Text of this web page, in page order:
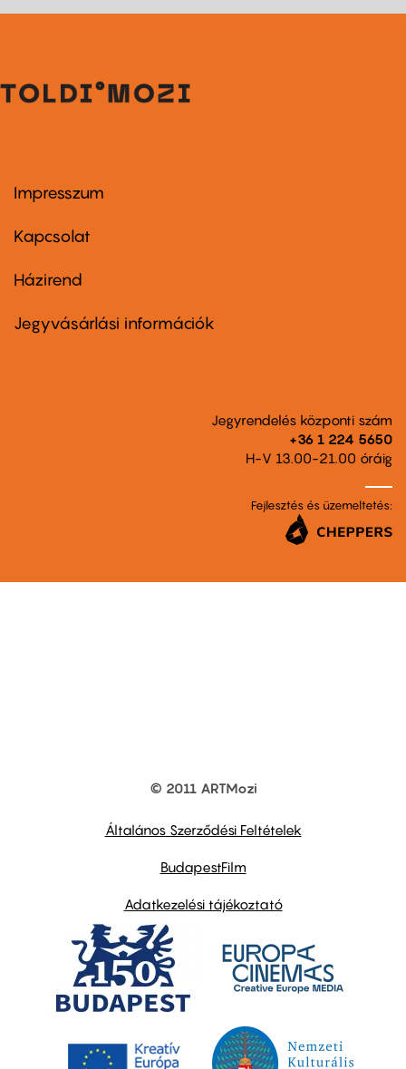
Footer
first
Impresszum
Kapcsolat
Footer
second
Házirend
Jegyvásárlási információk
Jegyrendelés központi szám
+36 1 224 5650
H-V 13.00-21.00 óráig
Fejlesztés és üzemeltetés:
© 2011 ARTMozi
Általános Szerződési Feltételek
BudapestFilm
Adatkezelési tájékoztató